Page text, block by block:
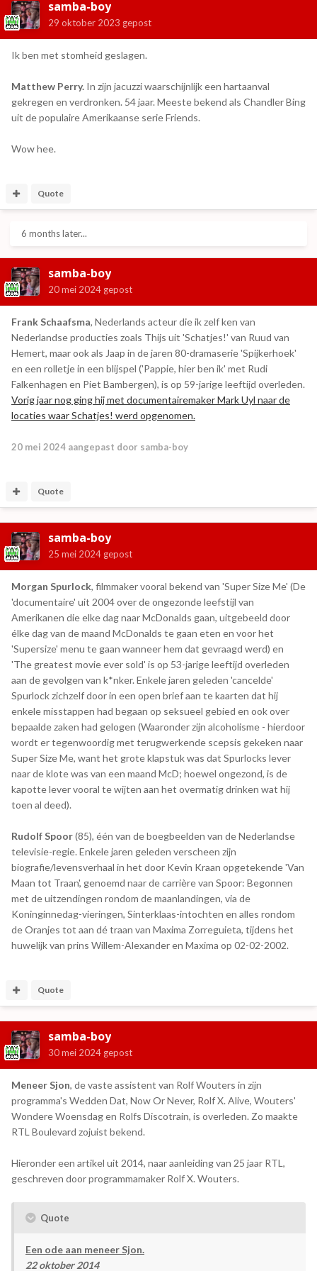
samba-boy
29 oktober 2023 gepost
Ik ben met stomheid geslagen.
Matthew Perry. In zijn jacuzzi waarschijnlijk een hartaanval
gekregen en verdronken. 54 jaar. Meeste bekend als Chandler Bing
uit de populaire Amerikaanse serie Friends.
Wow hee.
Quote
6 months later...
samba-boy
20 mei 2024 gepost
Frank Schaafsma, Nederlands acteur die ik zelf ken van
Nederlandse producties zoals Thijs uit 'Schatjes!' van Ruud van
Hemert, maar ook als Jaap in de jaren 80-dramaserie 'Spijkerhoek'
en een rolletje in een blijspel ('Pappie, hier ben ik' met Rudi
Falkenhagen en Piet Bambergen), is op 59-jarige leeftijd overleden.
Vorig jaar nog ging hij met documentairemaker Mark Uyl naar de
locaties waar Schatjes! werd opgenomen.
20 mei 2024 aangepast door samba-boy
Quote
samba-boy
25 mei 2024 gepost
Morgan Spurlock, filmmaker vooral bekend van 'Super Size Me' (De
'documentaire' uit 2004 over de ongezonde leefstijl van
Amerikanen die elke dag naar McDonalds gaan, uitgebeeld door
élke dag van de maand McDonalds te gaan eten en voor het
'Supersize' menu te gaan wanneer hem dat gevraagd werd) en
'The greatest movie ever sold' is op 53-jarige leeftijd overleden
aan de gevolgen van k*nker. Enkele jaren geleden 'cancelde'
Spurlock zichzelf door in een open brief aan te kaarten dat hij
enkele misstappen had begaan op seksueel gebied en ook over
bepaalde zaken had gelogen (Waaronder zijn alcoholisme - hierdoor
wordt er tegenwoordig met terugwerkende scepsis gekeken naar
Super Size Me, want het grote klapstuk was dat Spurlocks lever
naar de klote was van een maand McD; hoewel ongezond, is de
kapotte lever vooral te wijten aan het overmatig drinken wat hij
toen al deed).
Rudolf Spoor(85), één van de boegbeelden van de Nederlandse
televisie-regie. Enkele jaren geleden verscheen zijn
biografie/levensverhaal in het door Kevin Kraan opgetekende 'Van
Maan tot Traan', genoemd naar de carrière van Spoor: Begonnen
met de uitzendingen rondom de maanlandingen, via de
Koninginnedag-vieringen, Sinterklaas-intochten en alles rondom
de Oranjes tot aan dé traan van Maxima Zorreguieta, tijdens het
huwelijk van prins Willem-Alexander en Maxima op 02-02-2002.
Quote
samba-boy
30 mei 2024 gepost
Meneer Sjon, de vaste assistent van Rolf Wouters in zijn
programma's Wedden Dat, Now Or Never, Rolf X. Alive, Wouters'
Wondere Woensdag en Rolfs Discotrain, is overleden. Zo maakte
RTL Boulevard zojuist bekend.
Hieronder een artikel uit 2014, naar aanleiding van 25 jaar RTL,
geschreven door programmamaker Rolf X. Wouters.
Quote
Een ode aan meneer Sjon.
22 oktober 2014